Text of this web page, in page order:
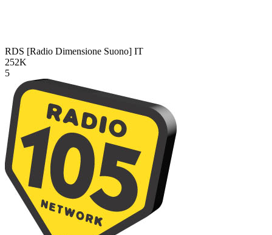
RDS [Radio Dimensione Suono] IT
252K
5